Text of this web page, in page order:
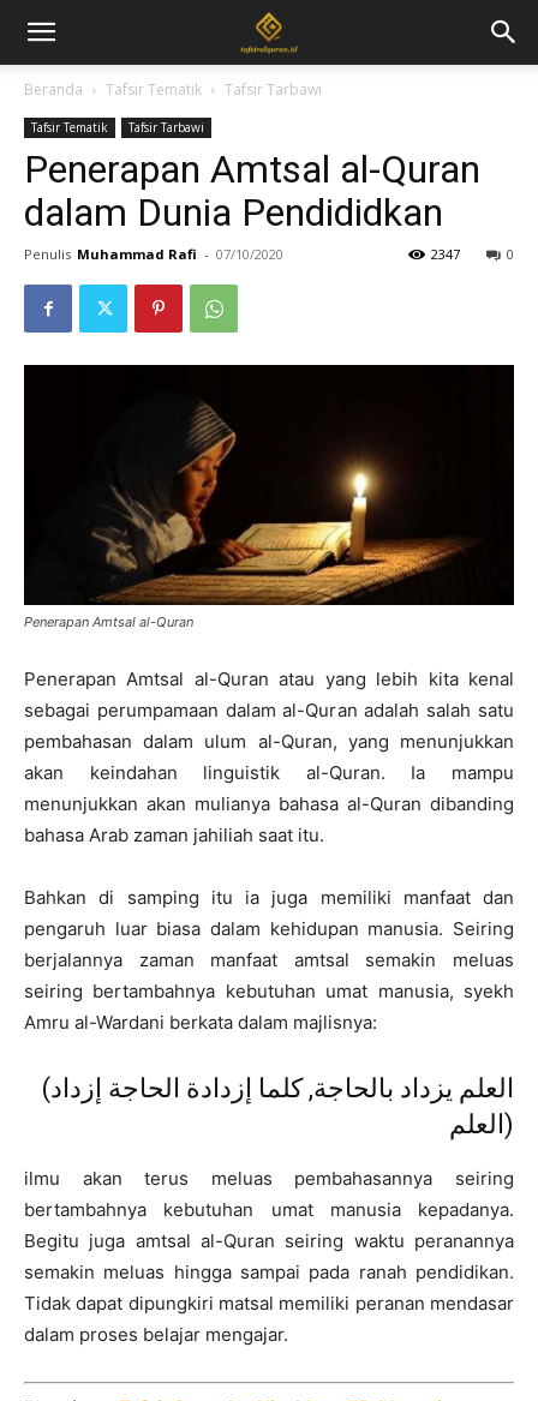
Beranda Tafsir Tematik Tafsir Tarbawi
Tafsir Tematik Tafsir Tarbawi
Penerapan Amtsal al-Quran
dalam Dunia Pendididkan
Penulis Muhammad Rafi - 07/10/2020 0
2347
Penerapan Amtsal al-Quran
Penerapan Amtsal al-Quran atau yang lebih kita kenal
sebagai perumpamaan dalam al-Quran adalah salah satu
pembahasan dalam ulum al-Quran, yang menunjukkan
akan keindahan linguistik al-Quran. Ia mampu
menunjukkan akan mulianya bahasa al-Quran dibanding
bahasa Arab zaman jahiliah saat itu.
Bahkan di samping itu ia juga memiliki manfaat dan
pengaruh luar biasa dalam kehidupan manusia. Seiring
berjalannya zaman manfaat amtsal semakin meluas
seiring bertambahnya kebutuhan umat manusia, syekh
Amru al-Wardani berkata dalam majlisnya:
(العلم يزداد بالحاجة, كلما إزدادة الحاجة إزداد
العلم)
ilmu akan terus meluas pembahasannya seiring
bertambahnya kebutuhan umat manusia kepadanya.
Begitu juga amtsal al-Quran seiring waktu peranannya
semakin meluas hingga sampai pada ranah pendidikan.
Tidak dapat dipungkiri matsal memiliki peranan mendasar
dalam proses belajar mengajar.